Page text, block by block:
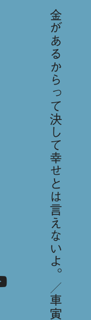
「人間、金があるからって決して幸せとは言えないよ。／車寅次郎」